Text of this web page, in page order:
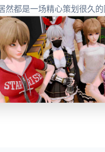
然都是一场精心策划很久